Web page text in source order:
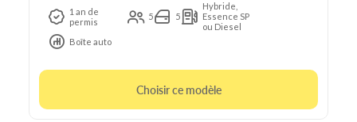
1 an de
permis
5 5
Hybride,
Essence SP
ou Diesel
Boîte auto
Choisir ce modèle